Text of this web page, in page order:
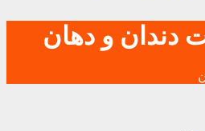
دندان و دهان